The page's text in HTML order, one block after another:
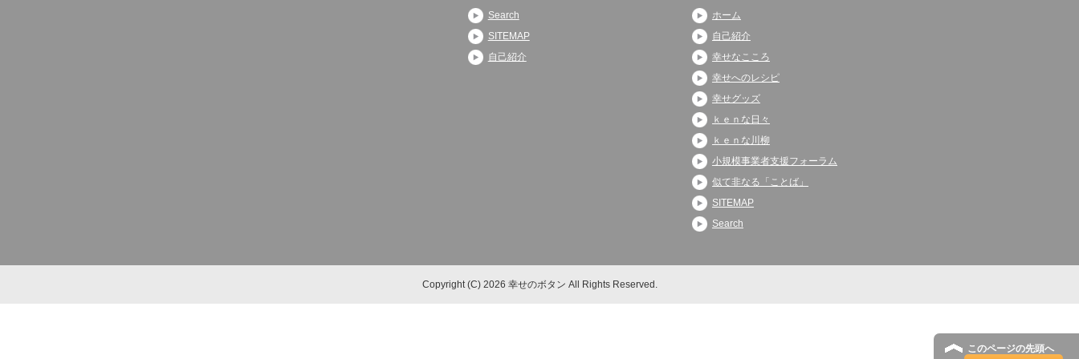
Search
SITEMAP
自己紹介
ホーム
自己紹介
幸せなこころ
幸せへのレシピ
幸せグッズ
ｋｅｎな日々
ｋｅｎな川柳
小規模事業者支援フォーラム
似て非なる「ことば」
SITEMAP
Search
Copyright (C) 2026 幸せのボタン All Rights Reserved.
このページの先頭へ